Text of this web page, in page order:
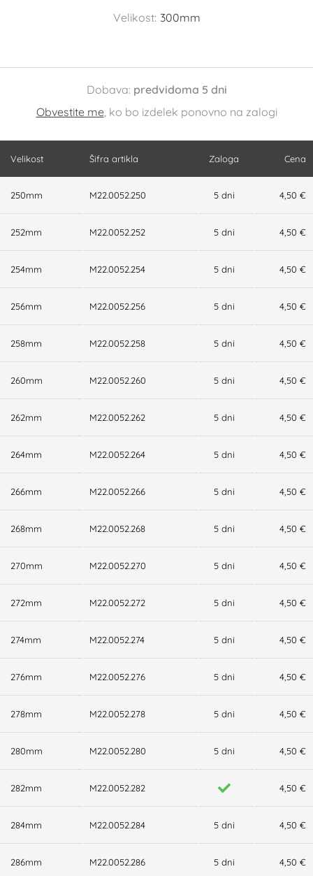
Velikost: 300mm
Dobava: predvidoma 5 dni
Obvestite me, ko bo izdelek ponovno na zalogi
Velikost Šifra artikla Zaloga Cena
250mm M22.0052.250 5 dni 4,50 €
252mm M22.0052.252 5 dni 4,50 €
254mm M22.0052.254 5 dni 4,50 €
256mm M22.0052.256 5 dni 4,50 €
258mm M22.0052.258 5 dni 4,50 €
260mm M22.0052.260 5 dni 4,50 €
262mm M22.0052.262 5 dni 4,50 €
264mm M22.0052.264 5 dni 4,50 €
266mm M22.0052.266 5 dni 4,50 €
268mm M22.0052.268 5 dni 4,50 €
270mm M22.0052.270 5 dni 4,50 €
272mm M22.0052.272 5 dni 4,50 €
274mm M22.0052.274 5 dni 4,50 €
276mm M22.0052.276 5 dni 4,50 €
278mm M22.0052.278 5 dni 4,50 €
280mm M22.0052.280 5 dni 4,50 €
282mm M22.0052.282 4,50 €
284mm M22.0052.284 5 dni 4,50 €
286mm M22.0052.286 5 dni 4,50 €